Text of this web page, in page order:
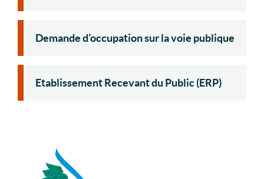
Demande d’occupation sur la voie publique
Etablissement Recevant du Public (ERP)